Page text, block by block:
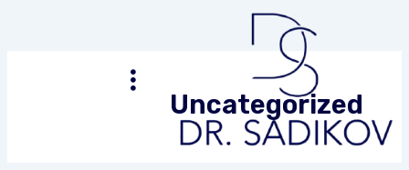
Uncategorized